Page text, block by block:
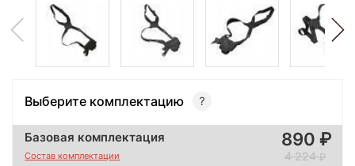
Выберите комплектацию
Базовая комплектация
Состав комплектации
890
4 224